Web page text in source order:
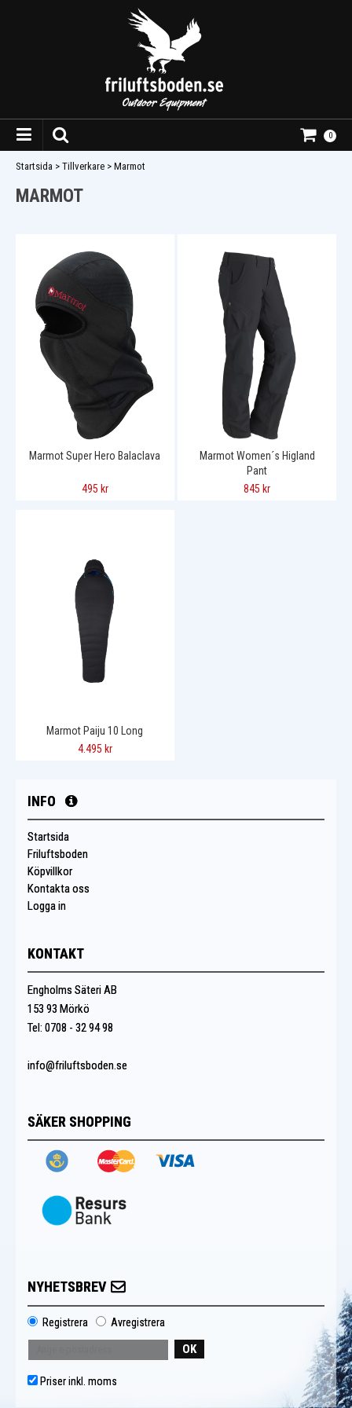
0
Startsida > Tillverkare > Marmot
MARMOT
Marmot Super Hero Balaclava
495 kr
Marmot Women´s Higland
Pant
845 kr
Marmot Paiju 10 Long
4.495 kr
INFO
Startsida
Friluftsboden
Köpvillkor
Kontakta oss
Logga in
KONTAKT
Engholms Säteri AB
153 93 Mörkö
Tel: 0708 - 32 94 98
info@friluftsboden.se
SÄKER SHOPPING
NYHETSBREV
Registrera Avregistrera
OK
Priser inkl. moms